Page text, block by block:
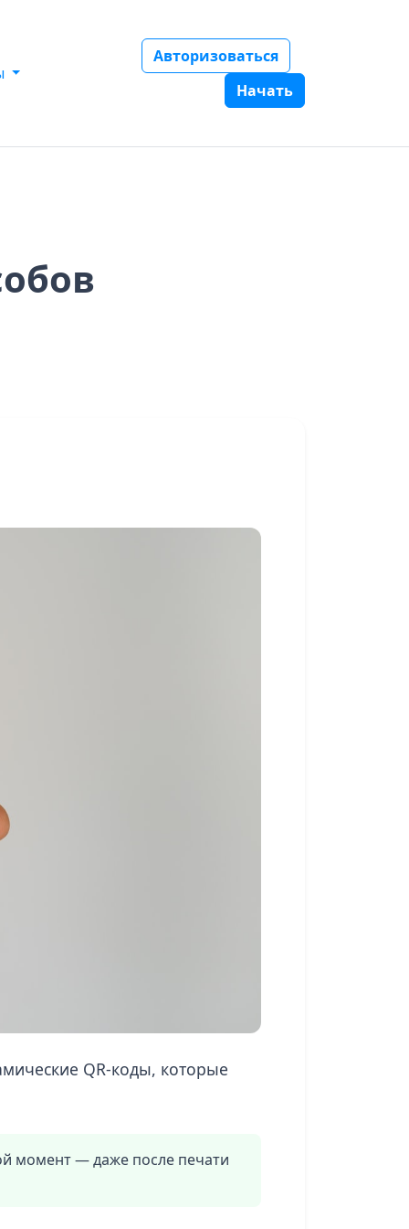
Авторизоваться
Начать
QR-коды, которые
момент — даже после печати